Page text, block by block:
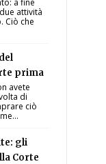
a fine
attività
Ciò che
prima
avete
di
ciò
gli
Corte